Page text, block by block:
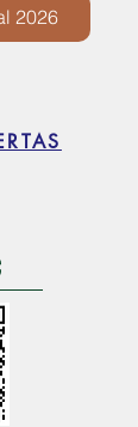
2026